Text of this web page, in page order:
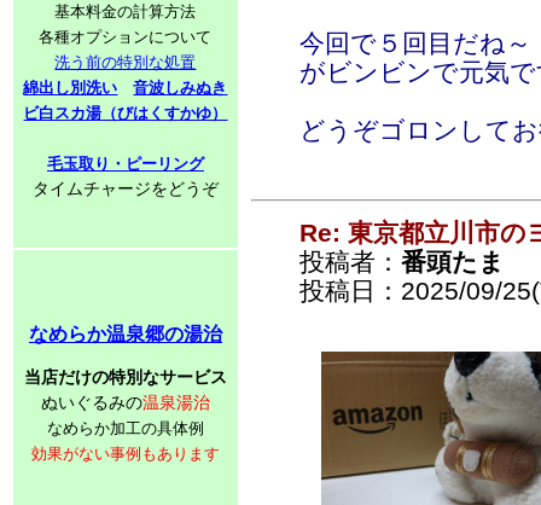
基本料金の計算方法
各種オプションについて
洗う前の特別な処置
綿出し別洗い
音波しみぬき
ビ白スカ湯（びはくすかゆ）
毛玉取り・ピーリング
タイムチャージをどうぞ
なめらか温泉郷の湯治
当店だけの特別なサービス
ぬいぐるみの温泉湯治
なめらか加工の具体例
効果がない事例もあります
今回で５回目だね
がビンビンで元気
どうぞゴロンして
Re: 東京都立川市の
投稿者： 番頭たま
投稿日：2025/09/